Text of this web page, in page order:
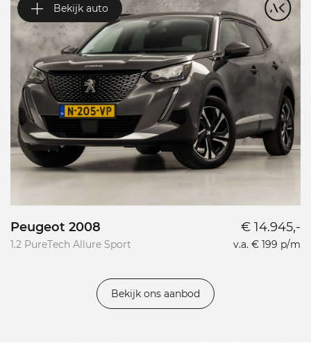
Bekijk auto
Peugeot 2008
1.2 PureTech Allure Sport
€ 14.945,-
v.a. € 199 p/m
Bekijk ons aanbod